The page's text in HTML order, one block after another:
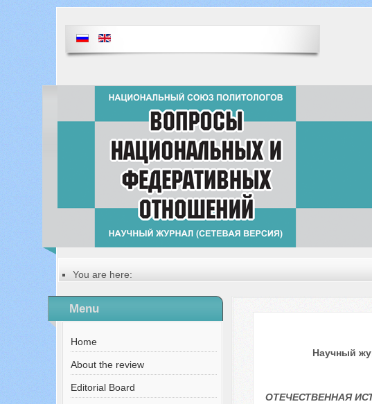
You are here:
Table of contents of the issue
№ 12 (81), 2021
Русский
Menu
Home
About the review
Editorial Board
Научный
ОТЕЧЕСТВЕННАЯ